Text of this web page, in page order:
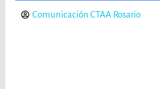
Comunicación CTAA Rosario